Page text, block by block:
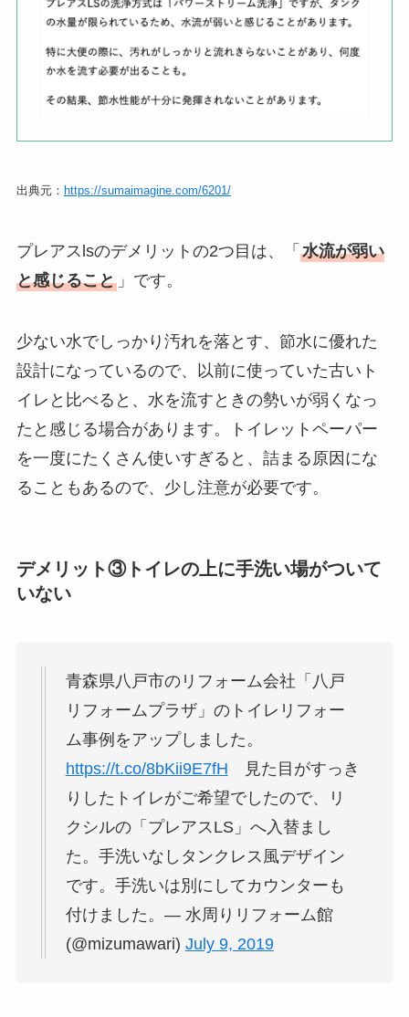
出典元： https://sumaimagine.com/6201/
プレアスlsのデメリットの2つ目は、「 水流が弱い
と感じること」です。
少ない水でしっかり汚れを落とす、節水に優れた
設計になっているので、以前に使っていた古いト
イレと比べると、水を流すときの勢いが弱くなっ
たと感じる場合があります。トイレットペーパー
を一度にたくさん使いすぎると、詰まる原因にな
ることもあるので、少し注意が必要です。
デメリット③トイレの上に手洗い場がついて
いない
青森県八戸市のリフォーム会社「八戸
リフォームプラザ」のトイレリフォー
ム事例をアップしました。
https://t.co/8bKii9E7fH 見た目がすっき
りしたトイレがご希望でしたので、リ
クシルの「プレアスLS」へ入替まし
た。手洗いなしタンクレス風デザイン
です。手洗いは別にしてカウンターも
付けました。— 水周りリフォーム館
(@mizumawari) July 9, 2019